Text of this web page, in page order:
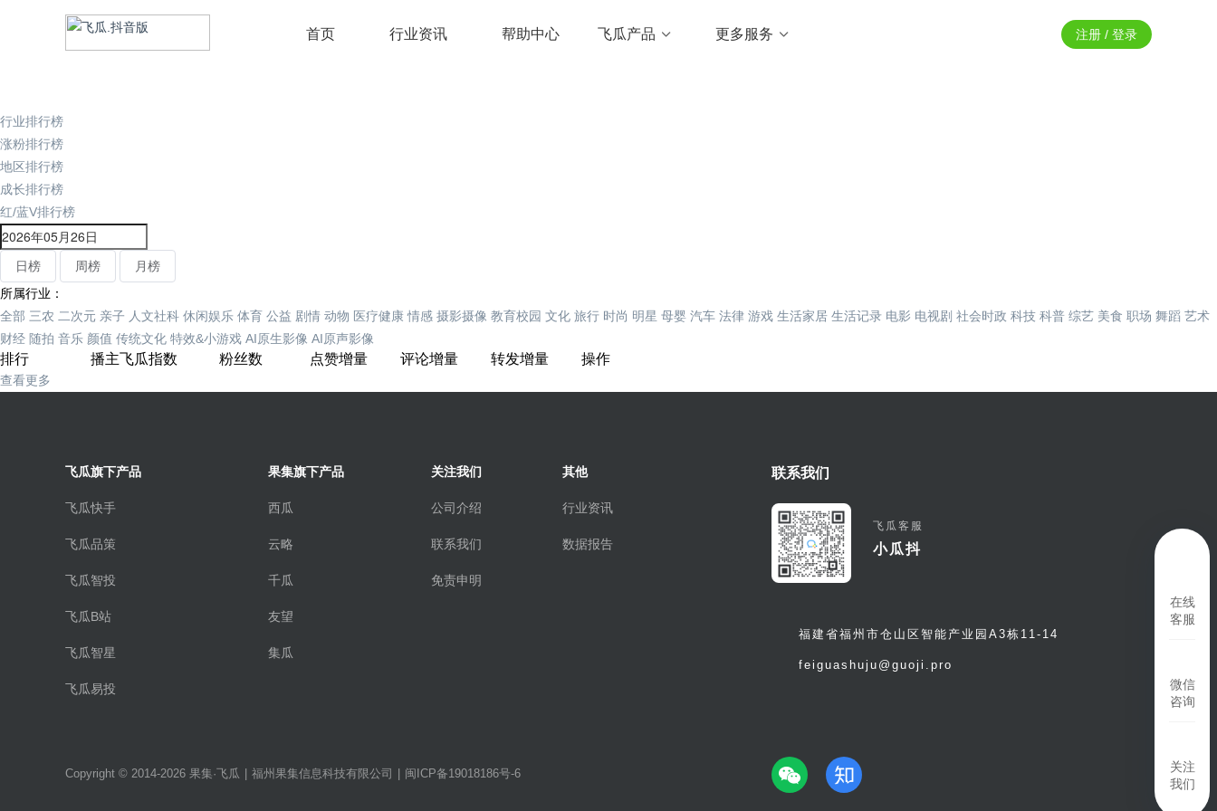
首页 行业资讯 帮助中心 飞瓜产品 更多服务 注册 / 登录
行业排行榜
涨粉排行榜
地区排行榜
成长排行榜
红/蓝V排行榜
日榜 周榜
月榜
所属行业：
全部 三农 二次元 亲子 人文社科 休闲娱乐 体育 公益 剧情 动物 医疗健康 情感 摄影摄像 教育校园 文化 旅行 时尚 明星 母婴 汽车 法律 游戏 生活家居 生活记录 电影 电视剧 社会时政 科技 科普 综艺 美食 职场 舞蹈 艺术
财经 随拍 音乐 颜值 传统文化 特效&小游戏 AI原生影像 AI原声影像
排行 播主飞瓜指数 粉丝数 点赞增量 评论增量 转发增量 操作
查看更多
飞瓜旗下产品
飞瓜快手
飞瓜品策
飞瓜智投
飞瓜B站
飞瓜智星
飞瓜易投
果集旗下产品
西瓜
云略
千瓜
友望
集瓜
关注我们
公司介绍
联系我们
免责申明
其他
行业资讯
数据报告
联系我们
飞瓜客服
小瓜抖
福建省福州市仓山区智能产业园A3栋11-14
feiguashuju@guoji.pro
Copyright © 2014-2026 果集·飞瓜 福州果集信息科技有限公司 闽ICP备19018186号-6
在线
客服
微信
咨询
关注
我们